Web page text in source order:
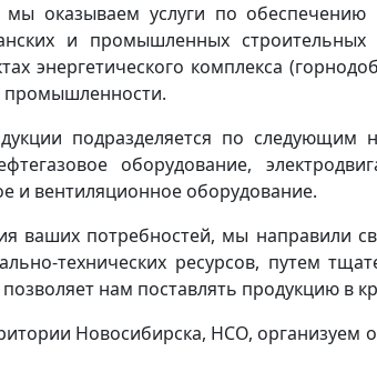
оказываем услуги по
и промышленных строительных
энергетического комплекса
промышленности.
подразделяется по следующим
оборудование,
и вентиляционное оборудование.
ваших потребностей, мы
технических ресурсов, путем
нам поставлять продукцию в
Новосибирска, НСО, организуем